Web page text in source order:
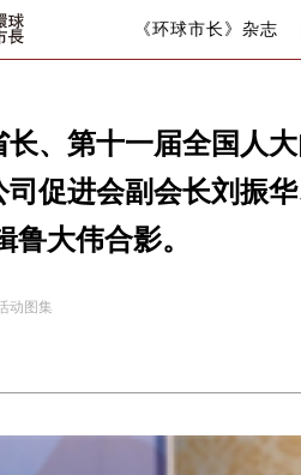
《环球市长》杂志
长、第十一届全国人
司促进会副会长刘振
鲁大伟合影。
动图集